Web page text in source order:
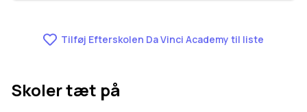
Tilføj Efterskolen Da Vinci Academy til liste
Skoler tæt på